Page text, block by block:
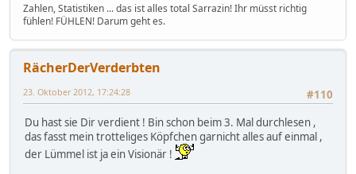
Zahlen, Statistiken ... das ist alles total Sarrazin! Ihr müsst richtig
fühlen! FÜHLEN! Darum geht es.
RächerDerVerderbten
#110
23. Oktober 2012, 17:24:28
Du hast sie Dir verdient ! Bin schon beim 3. Mal durchlesen ,
das fasst mein trotteliges Köpfchen garnicht alles auf einmal ,
der Lümmel ist ja ein Visionär !